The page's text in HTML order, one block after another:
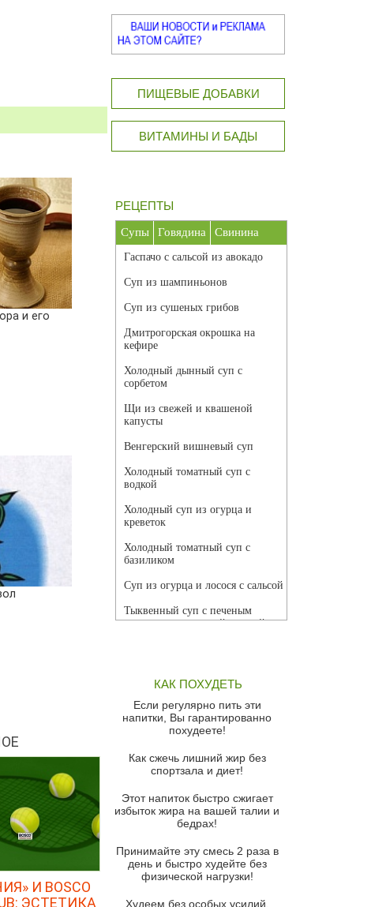
и его
И BOSCO
ЭСТЕТИКА
ПИЩЕВЫЕ ДОБАВКИ
ВИТАМИНЫ И БАДЫ
РЕЦЕПТЫ
Супы Говядина Свинина
Гаспачо с сальсой из авокадо
Суп из шампиньонов
Суп из сушеных грибов
Дмитрогорская окрошка на
кефире
Холодный дынный суп с
сорбетом
Щи из свежей и квашеной
капусты
Венгерский вишневый суп
Холодный томатный суп с
водкой
Холодный суп из огурца и
креветок
Холодный томатный суп с
базиликом
Суп из огурца и лосося с сальсой
Тыквенный суп с печеным
чесноком и томатной сальсой
красного перца
Парижский луковый суп
Суп из спаржи и горошка с
Суп-крем из цветной капусты
Французский луковый суп
Суп из баклажанов с моцареллой
Грибной крем-суп с кростини с
козьим сыром
Суп мисо с зеленым луком и
КАК ПОХУДЕТЬ
Если регулярно пить эти
напитки, Вы гарантированно
похудеете!
Как сжечь лишний жир без
спортзала и диет!
Этот напиток быстро сжигает
избыток жира на вашей талии и
бедрах!
Принимайте эту смесь 2 раза в
день и быстро худейте без
физической нагрузки!
Худеем без особых усилий,